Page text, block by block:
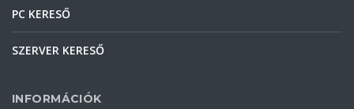
PC KERESŐ
SZERVER KERESŐ
INFORMÁCIÓK